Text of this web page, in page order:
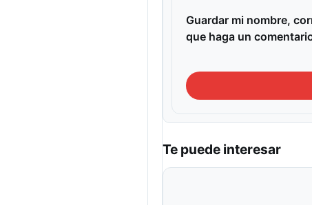
Guardar mi nombre,
que haga un
Te puede interesar